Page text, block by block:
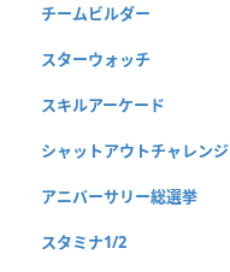
チームビルダー
スターウォッチ
スキルアーケード
シャットアウトチャレンジ
アニバーサリー総選挙
スタミナ1/2